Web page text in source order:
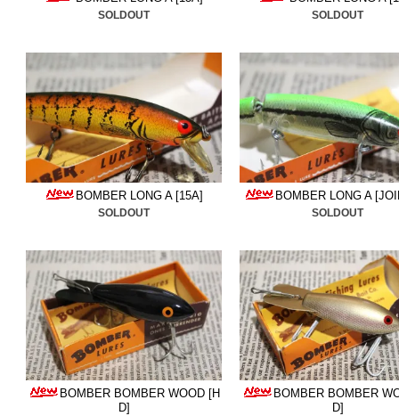
■2026/3/19ノーマン＆ハ
ック是非ご体感ください。
■2026/3/10ビンテージカ
しました。貴重なレーベ
い。
■2026/3/5
追加しま
■2026/2/27ストームのオ
追加しました。是非ご検討
■2026/2/19ホッパストッ
しました。状態良い物ばか
■2026/2/13ウッズのビッ
SOLDOUT SOLDOUT
BOMBER LONG A [15A]
SOLDOUT
BOMBER LONG A
SOLDOUT
BOMBER BOMBER WOOD [H
D]
BOMBER BOMBER
D]